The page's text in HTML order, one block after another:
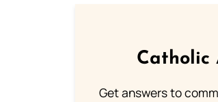
Catholic
Get answers to